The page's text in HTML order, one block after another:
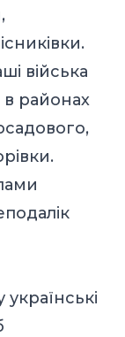
війська
районах